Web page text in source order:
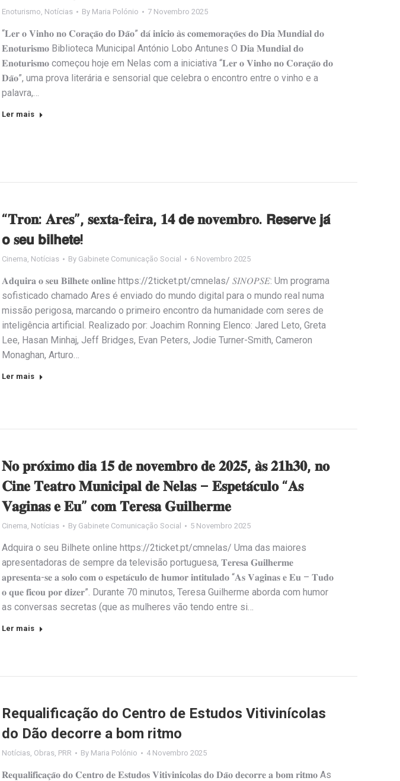
Enoturismo, Notícias By Maria Polónio 7 Novembro 2025
“𝐋𝐞𝐫 𝐨 𝐕𝐢𝐧𝐡𝐨 𝐧𝐨 𝐂𝐨𝐫𝐚𝐜̧𝐚̃𝐨 𝐝𝐨 𝐃𝐚̃𝐨” 𝐝𝐚́ 𝐢𝐧𝐢́𝐜𝐢𝐨 𝐚̀𝐬 𝐜𝐨𝐦𝐞𝐦𝐨𝐫𝐚𝐜̧𝐨̃𝐞𝐬 𝐝𝐨 𝐃𝐢𝐚 𝐌𝐮𝐧𝐝𝐢𝐚𝐥 𝐝𝐨
𝐄𝐧𝐨𝐭𝐮𝐫𝐢𝐬𝐦𝐨 Biblioteca Municipal António Lobo Antunes O 𝐃𝐢𝐚 𝐌𝐮𝐧𝐝𝐢𝐚𝐥 𝐝𝐨
𝐄𝐧𝐨𝐭𝐮𝐫𝐢𝐬𝐦𝐨 começou hoje em Nelas com a iniciativa “𝐋𝐞𝐫 𝐨 𝐕𝐢𝐧𝐡𝐨 𝐧𝐨 𝐂𝐨𝐫𝐚𝐜̧𝐚̃𝐨 𝐝𝐨
𝐃𝐚̃𝐨”, uma prova literária e sensorial que celebra o encontro entre o vinho e a
palavra,…
Ler mais
“𝐓𝐫𝐨𝐧: 𝐀𝐫𝐞𝐬”, 𝐬𝐞𝐱𝐭𝐚-𝐟𝐞𝐢𝐫𝐚, 𝟏𝟒 𝗱𝗲 𝐧𝐨𝐯𝐞𝐦𝐛𝐫𝐨. 𝗥𝗲𝘀𝗲𝗿𝘃𝐞 𝗷𝗮́
𝗼 𝐬𝗲𝘂 𝗯𝗶𝗹𝗵𝗲𝘁𝗲!
Cinema Notícias By Gabinete Comunicação Social 6 Novembro 2025
𝐀𝐝𝐪𝐮𝐢𝐫𝐚 𝐨 𝐬𝐞𝐮 𝐁𝐢𝐥𝐡𝐞𝐭𝐞 𝐨𝐧𝐥𝐢𝐧𝐞 https://2ticket.pt/cmnelas/ 𝑆𝐼𝑁𝑂𝑃𝑆𝐸: Um programa
sofisticado chamado Ares é enviado do mundo digital para o mundo real numa
missão perigosa, marcando o primeiro encontro da humanidade com seres de
inteligência artificial. Realizado por: Joachim Ronning Elenco: Jared Leto, Greta
Lee, Hasan Minhaj, Jeff Bridges, Evan Peters, Jodie Turner-Smith, Cameron
Monaghan, Arturo…
Ler mais
𝐍𝐨 𝐩𝐫𝐨́𝐱𝐢𝐦𝐨 𝐝𝐢𝐚 𝟏𝟓 𝐝𝐞 𝐧𝐨𝐯𝐞𝐦𝐛𝐫𝐨 𝐝𝐞 𝟐𝟎𝟐𝟓, 𝐚̀𝐬 𝟐𝟏𝐡𝟑𝟎, 𝐧𝐨
𝐂𝐢𝐧𝐞 𝐓𝐞𝐚𝐭𝐫𝐨 𝐌𝐮𝐧𝐢𝐜𝐢𝐩𝐚𝐥 𝐝𝐞 𝐍𝐞𝐥𝐚𝐬 – 𝐄𝐬𝐩𝐞𝐭𝐚́𝐜𝐮𝐥𝐨 “𝐀𝐬
𝐕𝐚𝐠𝐢𝐧𝐚𝐬 𝐞 𝐄𝐮” 𝐜𝐨𝐦 𝐓𝐞𝐫𝐞𝐬𝐚 𝐆𝐮𝐢𝐥𝐡𝐞𝐫𝐦𝐞
Cinema, Notícias By Gabinete Comunicação Social 5 Novembro 2025
Adquira o seu Bilhete online https://2ticket.pt/cmnelas/ Uma das maiores
apresentadoras de sempre da televisão portuguesa, 𝐓𝐞𝐫𝐞𝐬𝐚 𝐆𝐮𝐢𝐥𝐡𝐞𝐫𝐦𝐞
𝐚𝐩𝐫𝐞𝐬𝐞𝐧𝐭𝐚-𝐬𝐞 𝐚 𝐬𝐨𝐥𝐨 𝐜𝐨𝐦 𝐨 𝐞𝐬𝐩𝐞𝐭𝐚́𝐜𝐮𝐥𝐨 𝐝𝐞 𝐡𝐮𝐦𝐨𝐫 𝐢𝐧𝐭𝐢𝐭𝐮𝐥𝐚𝐝𝐨 “𝐀𝐬 𝐕𝐚𝐠𝐢𝐧𝐚𝐬 𝐞 𝐄𝐮 – 𝐓𝐮𝐝𝐨
𝐨 𝐪𝐮𝐞 𝐟𝐢𝐜𝐨𝐮 𝐩𝐨𝐫 𝐝𝐢𝐳𝐞𝐫”. Durante 70 minutos, Teresa Guilherme aborda com humor
as conversas secretas (que as mulheres vão tendo entre si…
Ler mais
Requalificação do Centro de Estudos Vitivinícolas
do Dão decorre a bom ritmo
Notícias Obras PRR By Maria Polónio 4 Novembro 2025
𝐑𝐞𝐪𝐮𝐚𝐥𝐢𝐟𝐢𝐜𝐚𝐜̧𝐚̃𝐨 𝐝𝐨 𝐂𝐞𝐧𝐭𝐫𝐨 𝐝𝐞 𝐄𝐬𝐭𝐮𝐝𝐨𝐬 𝐕𝐢𝐭𝐢𝐯𝐢𝐧𝐢́𝐜𝐨𝐥𝐚𝐬 𝐝𝐨 𝐃𝐚̃𝐨 𝐝𝐞𝐜𝐨𝐫𝐫𝐞 𝐚 𝐛𝐨𝐦 𝐫𝐢𝐭𝐦𝐨 As